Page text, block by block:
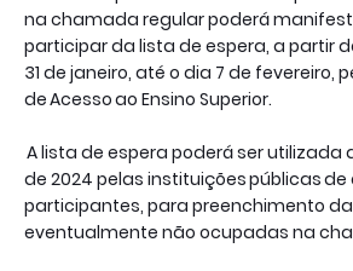
na chamada regular poderá
participar da lista de espera, a partir
31 de janeiro, até o dia 7 de fevereiro,
de Acesso ao Ensino Superior.
A lista de espera poderá ser utilizada
de 2024 pelas instituições públicas
participantes, para preenchimento
eventualmente não ocupadas na